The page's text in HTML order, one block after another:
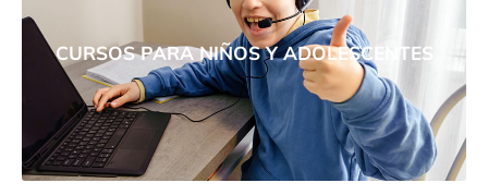
CURSOS PARA NIÑOS Y ADOLESCENTES